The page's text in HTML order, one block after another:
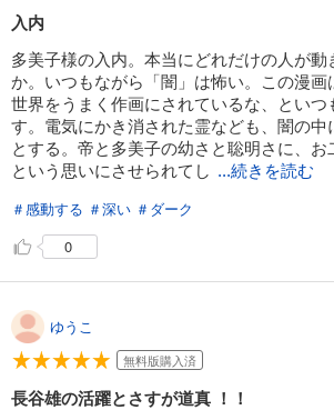
あらすじを表示する
入内
多美子様の入内。本当にどれだけの人が
か。いつもながら「闇」は怖い。この漫
世界をうまく作画にされているな、といつ
す。電気にかき消された霊なども、闇の中
とする。帝と多美子の幼さと聡明さに、
という思いにさせられてし ...続きを読む
＃感動する ＃深い ＃ダーク
0
ゆうこ
無料版購入済
長谷雄の活躍とさすが道真 ！！